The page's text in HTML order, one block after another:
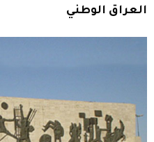
العراق الوطني